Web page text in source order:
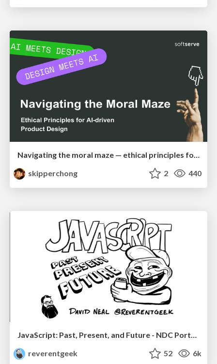
Navigating the moral maze — ethical principles for Al-driven product design
skipperchong
2 440
JavaScript: Past, Present, and Future - NDC Porto 2020
reverentgeek
52 6k